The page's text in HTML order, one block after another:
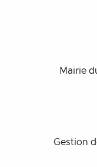
Mairie
Gestion